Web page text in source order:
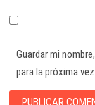
Guardar mi
para la próxima